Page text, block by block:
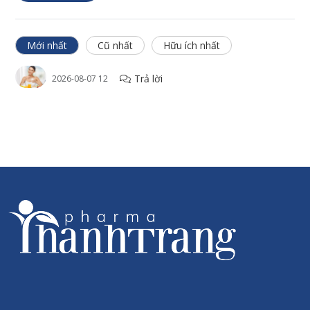
Quy cách: 240g/ hộp
Mới nhất Cũ nhất Hữu ích nhất
2026-08-07 12 Trả lời